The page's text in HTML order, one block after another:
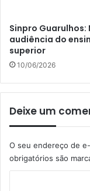
Sinpro Guarulhos:
audiência do
superior
10/06/2026
Deixe um
O seu endereço de
obrigatórios são